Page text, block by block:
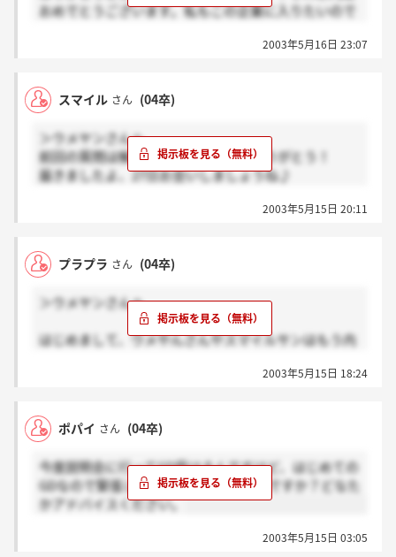
おめでとうございます。私もこの企業に入りたいので
2003年5月16日 23:07
スマイル さん (04卒)
＞ウメヤンさんへ
前回の質問は解決しました。どうもありがとう！
届きましたよ、27日お会いしましょうね♪
内定者は知ってる人で三人はいるよ。
＞ポパイさんへ
GDは普通のGDですよ。
す。
2つのテーマ群から各1テーマ、計2テーマを
話し合います。
＞プラプラさんへ
ありがとうございます。
プラプラさんも内々定、おめでとうございます。
判定会は意志確認の会ですね。
第一志望なら問題ないでしょう。
まあ、気を抜かずに行った方が無難かな？
なぜなら、私たちが「判定される」のですから。
2003年5月15日 20:11
プラプラ さん (04卒)
＞ウメヤンさんへ
はじめまして、ウメやんさんやスマイルサンはもう内
す。私も、プラネットを第一志望で最終選考の社長面
はないのですかね？今度内定判定会というものがある
のですが、どういったものかおしえていただけません
お願いしますm(__)m
2003年5月15日 18:24
ポパイ さん (04卒)
今度説明会に行ってGD受けるんですけど、はじめての
GDなので緊張します。どんな感じなのですか？どなた
かアドバイスください。
2003年5月15日 03:05